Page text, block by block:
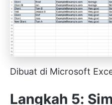
Dibuat di Microsoft
Langkah 5: